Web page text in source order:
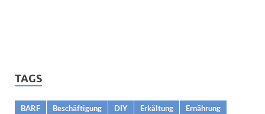
TAGS
BARF Beschäftigung DIY Erkältung
Ernährung